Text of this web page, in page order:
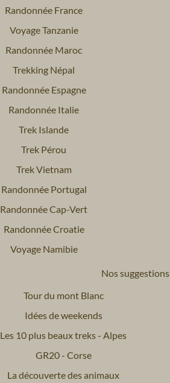
Randonnée France
Voyage Tanzanie
Randonnée Maroc
Trekking Népal
Randonnée Espagne
Randonnée Italie
Trek Islande
Trek Pérou
Trek Vietnam
Randonnée Portugal
Randonnée Cap-Vert
Randonnée Croatie
Voyage Namibie
Nos suggestions
Tour du mont Blanc
Idées de weekends
Les 10 plus beaux treks - Alpes
GR20 - Corse
La découverte des animaux